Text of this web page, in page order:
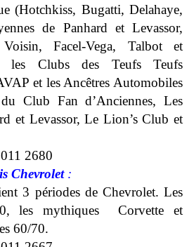
(Hotchkiss, Bugatti, Delahaye,
de Panhard et Levassor,
Facel-Vega, Talbot et
les Clubs des Teufs Teufs
et les Ancêtres Automobiles
Club Fan d’Anciennes, Les
et Levassor, Le Lion’s Club et
Chevrolet:
3 périodes de Chevrolet. Les
les mythiques Corvette et
60/70.